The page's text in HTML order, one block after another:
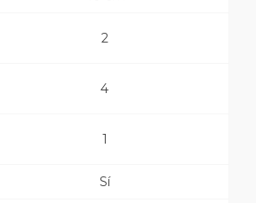
2
4
1
Sí